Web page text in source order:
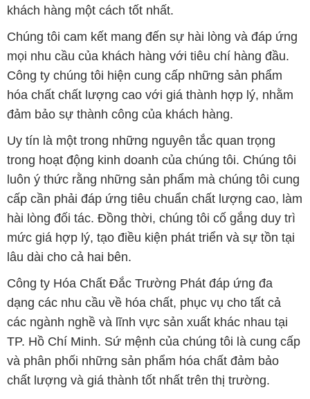
khách hàng một cách tốt nhất.
Chúng tôi cam kết mang đến sự hài lòng và đáp ứng
mọi nhu cầu của khách hàng với tiêu chí hàng đầu.
Công ty chúng tôi hiện cung cấp những sản phẩm
hóa chất chất lượng cao với giá thành hợp lý, nhằm
đảm bảo sự thành công của khách hàng.
Uy tín là một trong những nguyên tắc quan trọng
trong hoạt động kinh doanh của chúng tôi. Chúng tôi
luôn ý thức rằng những sản phẩm mà chúng tôi cung
cấp cần phải đáp ứng tiêu chuẩn chất lượng cao, làm
hài lòng đối tác. Đồng thời, chúng tôi cố gắng duy trì
mức giá hợp lý, tạo điều kiện phát triển và sự tồn tại
lâu dài cho cả hai bên.
Công ty Hóa Chất Đắc Trường Phát đáp ứng đa
dạng các nhu cầu về hóa chất, phục vụ cho tất cả
các ngành nghề và lĩnh vực sản xuất khác nhau tại
TP. Hồ Chí Minh. Sứ mệnh của chúng tôi là cung cấp
và phân phối những sản phẩm hóa chất đảm bảo
chất lượng và giá thành tốt nhất trên thị trường.